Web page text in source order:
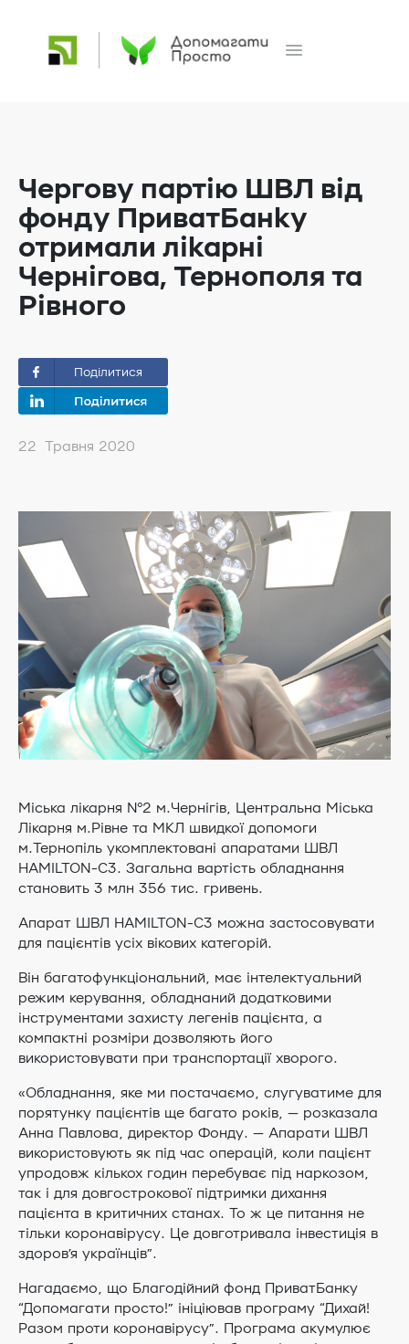
Чергову партію ШВЛ від
фонду ПриватБанку
отримали лікарні
Чернігова, Тернополя та
Рівного
Поділитися
22 Травня 2020
Міська лікарня №2 м.Чернігів, Центральна Міська
Лікарня м.Рівне та МКЛ швидкої допомоги
м.Тернопіль укомплектовані апаратами ШВЛ
HAMILTON-C3. Загальна вартість обладнання
становить 3 млн 356 тис. гривень.
Апарат ШВЛ HAMILTON-C3 можна застосовувати
для пацієнтів усіх вікових категорій.
Він багатофункціональний, має інтелектуальний
режим керування, обладнаний додатковими
інструментами захисту легенів пацієнта, а
компактні розміри дозволяють його
використовувати при транспортації хворого.
«Обладнання, яке ми постачаємо, слугуватиме для
порятунку пацієнтів ще багато років, — розказала
Анна Павлова, директор Фонду. — Апарати ШВЛ
використовують як під час операцій, коли пацієнт
упродовж кількох годин перебуває під наркозом,
так і для довгострокової підтримки дихання
пацієнта в критичних станах. То ж це питання не
тільки коронавірусу. Це довготривала інвестиція в
здоров’я українців”.
Нагадаємо, що Благодійний фонд ПриватБанку
“Допомагати просто!” ініціював програму “Дихай!
Разом проти коронавірусу”. Програма акумулює